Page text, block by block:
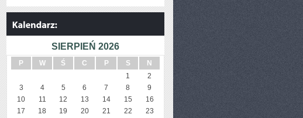
SIERPIEŃ 2026
P W Ś C P S
N
1
2
3
4 5 6 7 8
9
10
11 12 13 14 15
16
17
18 19 20 21 22
23